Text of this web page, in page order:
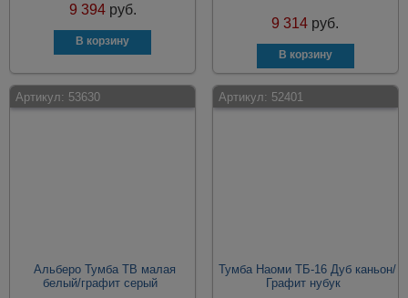
9 394 руб.
9 314 руб.
Артикул: 53630
Альберо Тумба ТВ малая
белый/графит серый
Артикул: 52401
Тумба Наоми ТБ-16 Дуб каньон/
Графит нубук